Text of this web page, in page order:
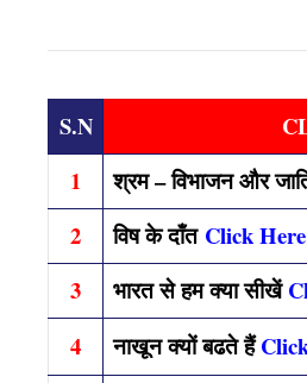
S.N
1
श्रम – विभाजन और
2
विष के दाँत Click Here
3
भारत से हम क्या सीखें
4
नाखून क्यों बढते हैं